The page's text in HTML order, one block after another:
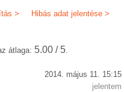
Hibás adat jelentése >
>
átlaga: 5.00 / 5.
2014. május 11. 15:15
jelentem